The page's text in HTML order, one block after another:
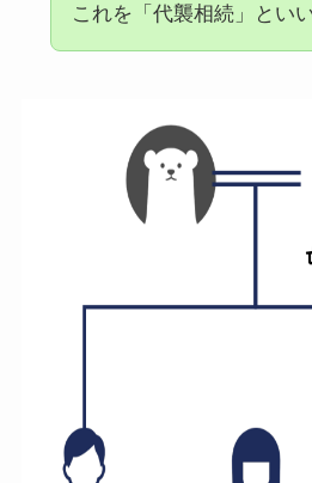
これを「代襲相続」といい